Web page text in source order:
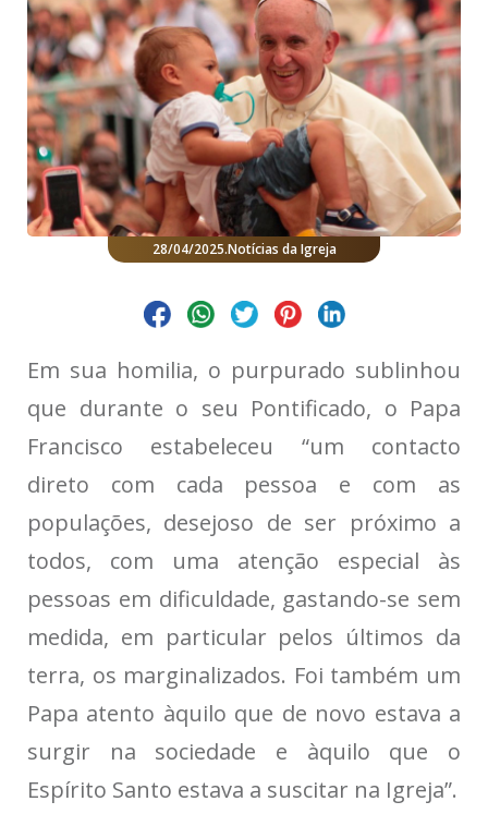
28/04/2025.Notícias da Igreja
Em sua homilia, o purpurado sublinhou
que durante o seu Pontificado, o Papa
Francisco estabeleceu “um contacto
direto com cada pessoa e com as
populações, desejoso de ser próximo a
todos, com uma atenção especial às
pessoas em dificuldade, gastando-se sem
medida, em particular pelos últimos da
terra, os marginalizados. Foi também um
Papa atento àquilo que de novo estava a
surgir na sociedade e àquilo que o
Espírito Santo estava a suscitar na Igreja”.